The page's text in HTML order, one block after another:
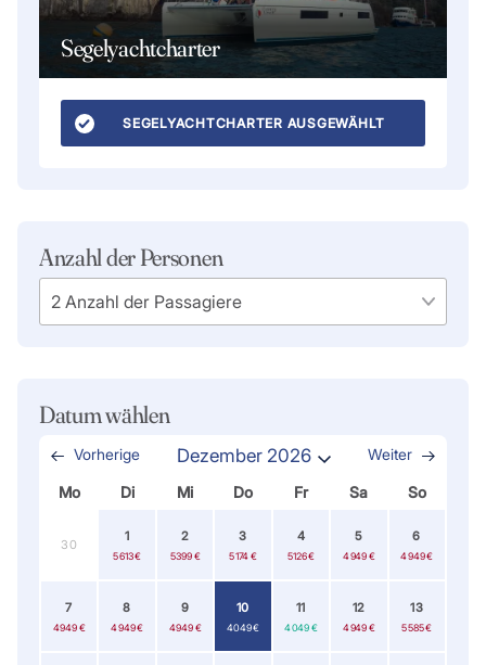
Segelyachtcharter
SEGELYACHTCHARTER AUSGEWÄHLT
Anzahl der Personen
Datum wählen
Vorherige Dezember 2026 Weiter
Mo Di Mi Do Fr Sa So
30
1
5 613 €
2
5 399 €
3
5 174 €
4
5 126 €
5
4 949 €
6
4 949 €
7
4 949 €
8
4 949 €
9
4 949 €
10
4 049 €
11
4 049 €
12
4 949 €
13
5 585 €